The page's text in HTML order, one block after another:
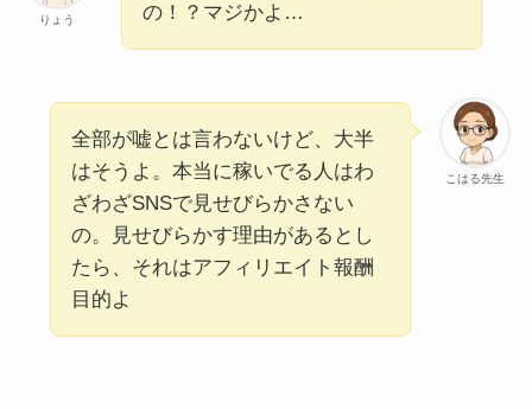
りょう
の！？マジかよ…
こはる先生
全部が嘘とは言わないけど、大半
はそうよ。本当に稼いでる人はわ
ざわざSNSで見せびらかさない
の。見せびらかす理由があるとし
たら、それはアフィリエイト報酬
目的よ